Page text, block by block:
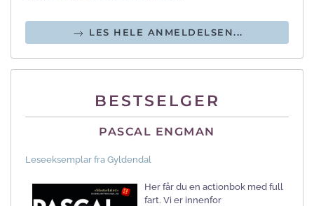
LES HELE ANMELDELSEN...
BESTSELGER
PASCAL ENGMAN
Leseeksemplar fra Gyldendal
Her får du en actionbok med full
fart. Vi er innenfor